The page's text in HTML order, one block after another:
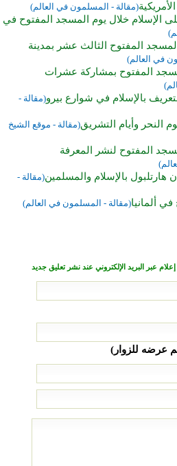
(مقالة - المسلمون في العالم)
على الإسلام خلال يوم المسجد المفتوح في
المفتوح الثالث عشر بمدينة
في العالم)
المفتوح بمشاركة عشرات
بالإسلام في شوارع بيرو(مقالة -
النحر وأيام التشريق(مقالة - موقع الشيخ
المفتوح لنشر المعرفة
بالإسلام والمسلمين(مقالة -
ألمانيا(مقالة - المسلمون في العالم)
إعلام عبر البريد الإلكتروني عند نشر تعليق جديد
عرضه للزوار)